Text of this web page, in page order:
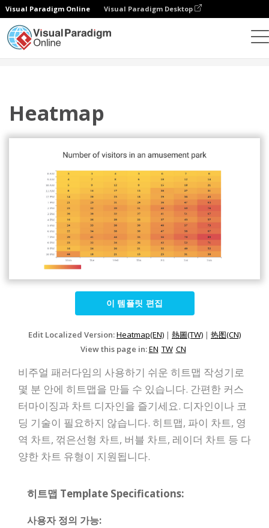
Visual Paradigm Online Visual Paradigm Desktop
Heatmap
이 템플릿 편집
Edit Localized Version:Heatmap(EN) | 熱圖(TW) | 热图(CN)
View this page in:EN TW CN
비주얼 패러다임의 사용하기 쉬운 히트맵 작성기로
몇 분 안에 히트맵을 만들 수 있습니다. 간편한 커스
터마이징과 차트 디자인을 즐기세요. 디자인이나 코
딩 기술이 필요하지 않습니다. 히트맵, 파이 차트, 영
역 차트, 꺾은선형 차트, 버블 차트, 레이더 차트 등 다
양한 차트 유형이 지원됩니다.
히트맵 Template Specifications:
사용자 정의 가능: